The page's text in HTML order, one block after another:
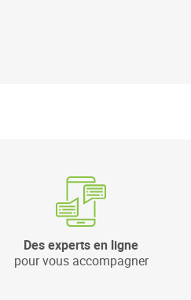
Des experts en ligne
pour vous accompagner